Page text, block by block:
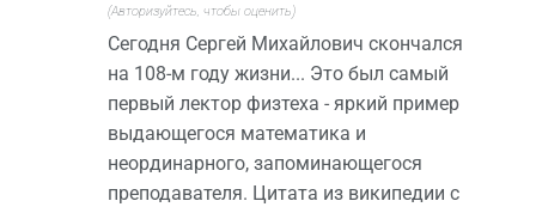
(Авторизуйтесь, чтобы оценить)
Сегодня Сергей Михайлович скончался
на 108-м году жизни... Это был самый
первый лектор физтеха - яркий пример
выдающегося математика и
неординарного, запоминающегося
преподавателя. Цитата из википедии с